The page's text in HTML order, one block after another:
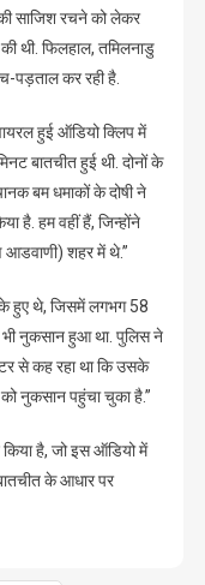
की साजिश रचने को लेकर
थी. फिलहाल, तमिलनाडु
पड़ताल कर रही है.
हुई ऑडियो क्लिप में
बातचीत हुई थी. दोनों के
बम धमाकों के दोषी ने
है. हम वहीं हैं, जिन्होंने
शहर में थे.”
हुए थे, जिसमें लगभग 58
भी नुकसान हुआ था. पुलिस ने
से कह रहा था कि उसके
नुकसान पहुंचा चुका है.”
है, जो इस ऑडियो में
के आधार पर